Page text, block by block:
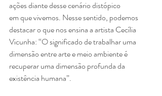
ações diante desse cenário distópico
em que vivemos. Nesse sentido, podemos
destacar o que nos ensina a artista Cecília
Vicunha: “O significado de trabalhar uma
dimensão entre arte e meio ambiente é
recuperar uma dimensão profunda da
existência humana”.